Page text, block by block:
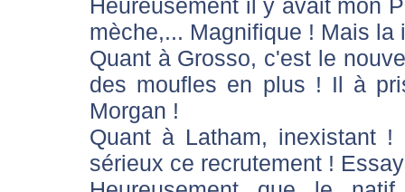
Heureusement il y avait mon
mèche,... Magnifique ! Mais la
Quant à Grosso, c'est le
des moufles en plus ! Il à
Morgan !
Quant à Latham, inexistant
sérieux ce recrutement !